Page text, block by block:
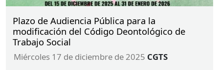
Plazo de Audiencia Pública para la
modificación del Código Deontológico de
Trabajo Social
miércoles 17 de diciembre de 2025 CGTS